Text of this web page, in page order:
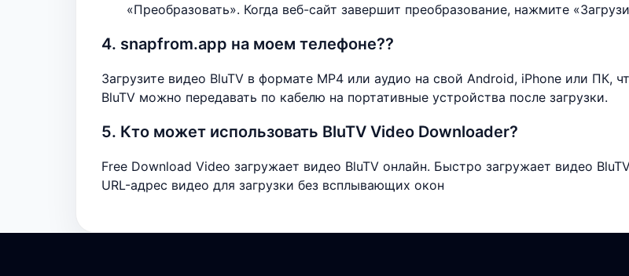
«Преобразовать». Когда веб-сайт завершит преобразование, нажмите
4. snapfrom.app на моем телефоне??
Загрузите видео BluTV в формате MP4 или аудио на свой Android, iPhone или
BluTV можно передавать по кабелю на портативные устройства после загрузки.
5. Кто может использовать BluTV Video Downloader?
Free Download Video загружает видео BluTV онлайн. Быстро загружает видео
URL-адрес видео для загрузки без всплывающих окон